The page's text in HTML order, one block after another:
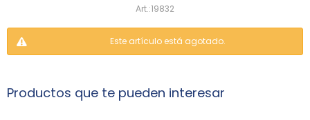
19832
Este artículo está agotado.
Productos que te pueden interesar